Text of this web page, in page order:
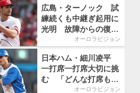
催
広島・ターノック 試
練続くも中継ぎ起用に
光明 故障からの復帰
期す／助っ人前半戦通
オーロラビジョン
日本ハム・細川凌平
一打席一打席大切に挑
む 「どんな打席も何
か意味のある打席にし
オーロラビジョン